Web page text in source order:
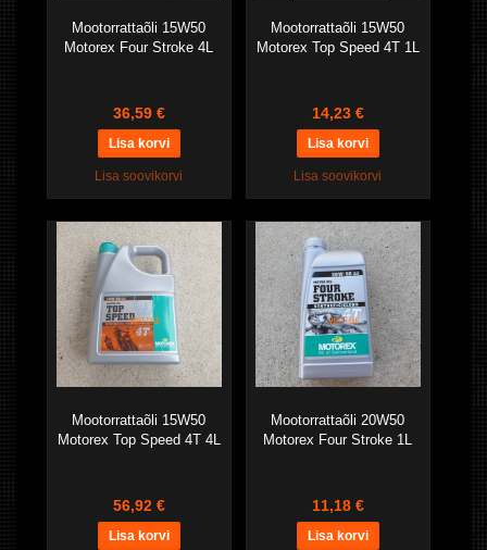
Mootorrattaõli 15W50
Motorex Four Stroke 4L
36,59 €
Lisa soovikorvi
Mootorrattaõli 15W50
Motorex Top Speed 4T 1L
14,23 €
Lisa soovikorvi
Mootorrattaõli 15W50
Motorex Top Speed 4T 4L
56,92 €
Mootorrattaõli 20W50
Motorex Four Stroke 1L
11,18 €